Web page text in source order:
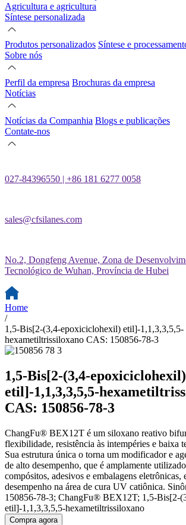
Agricultura e agricultura
Síntese personalizada
Produtos personalizados Síntese e
Sobre nós
Perfil da empresa Brochuras da empresa
Notícias
Notícias da Companhia Blogs e publicações
Contate-nos
027-84396550 | +86 181 6277 0058
sales@cfsilanes.com
No.2, Dongfeng Avenue, Zona de
Tecnológico de Wuhan, Província de Hubei
Home
/
1,5-Bis[2-(3,4-epoxiciclohexil) etil]-1,1,3,3,5,5-
hexametiltrissiloxano CAS: 150856-78-3
1,5-Bis[2-(3,4-epoxiciclohexil)
etil]-1,1,3,3,5,5-
CAS: 150856-78-3
ChangFu® BEX12T é um siloxano reativo
flexibilidade, resistência às intempéries e baixa
Sua estrutura única o torna um modificador e
de alto desempenho, que é amplamente
compósitos, adesivos e embalagens eletrônicas,
desempenho na área de cura UV catiônica.
150856-78-3; ChangFu® BEX12T; 1,5-Bis[2-
etil]-1,1,3,3,5,5-hexametiltrissiloxano
Compra agora